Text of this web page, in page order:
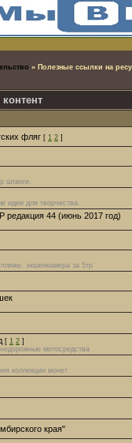
» Полезные ссылки на
фляг [ 1 2 ]
штанги.
идеи для творчества.
44 (июнь 2017 год)
экшенкамера за 5тр
[ 1 2 ]
мотосредства
коллекции монет
края"